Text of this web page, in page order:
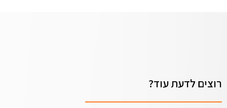
רוצים לדעת עוד?